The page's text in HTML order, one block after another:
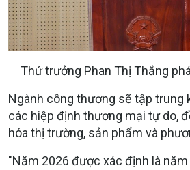
Thứ trưởng Phan Thị Thắng
Ngành công thương sẽ tập trung
các hiệp định thương mại tự do,
hóa thị trường, sản phẩm và
"Năm 2026 được xác định là